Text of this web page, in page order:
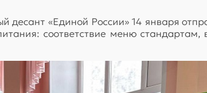
«Единой России» 14 января
соответствие меню стандартам,